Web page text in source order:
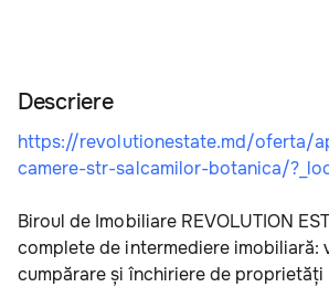
Descriere
https://revolutionestate.md/oferta/
camere-str-salcamilor-botanica/
Biroul de Imobiliare REVOLUTION
complete de intermediere imobiliară:
cumpărare și închiriere de proprietăți